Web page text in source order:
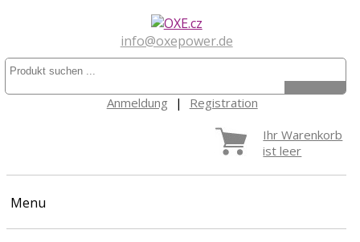
info@oxepower.de
Anmeldung |
Registration
Ihr Warenkorb
ist leer
Menu